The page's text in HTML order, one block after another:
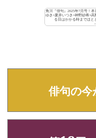
角川『俳句』2025年7月号
ゆき×夏井いつき×神野紗希
る日はかかる時までほと
俳句の今